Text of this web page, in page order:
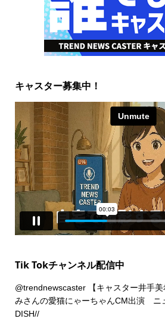
キャスター募集中！
Tik Tokチャンネル配信中
@trendnewscaster【キャスター井手美
みさんの愛猫にゃーちゃんCM出演
DISH//